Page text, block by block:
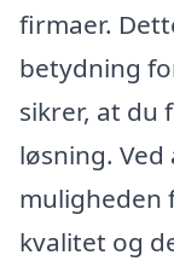
firmaer.
betydning
sikrer, at du
løsning.
muligheden
kvalitet og